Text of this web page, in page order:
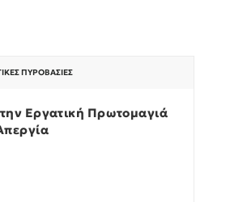
ΠΥΡΟΒΑΣΊΕΣ
Εργατική Πρωτομαγιά